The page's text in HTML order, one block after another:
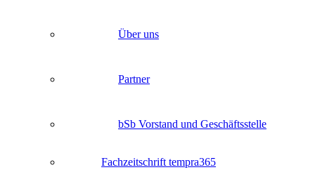
Über uns
Partner
bSb Vorstand und Geschäftsstelle
Fachzeitschrift tempra365